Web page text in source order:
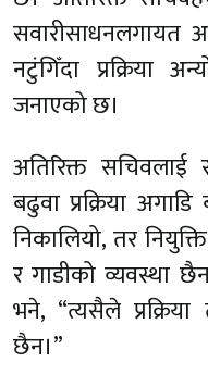
सवारीसाधनलगायत
नटुंगिँदा प्रक्रिया
जनाएको छ।
अतिरिक्त सचिवलाई
बढुवा प्रक्रिया
निकालियो, तर
र गाडीको व्यवस्था
भने, “त्यसैले
छैन।”